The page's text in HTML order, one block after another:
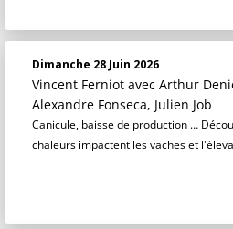
Dimanche 28 Juin 2026
Vincent Ferniot avec Arthur
Alexandre Fonseca, Julien Job
Canicule, baisse de production …
chaleurs impactent les vaches et